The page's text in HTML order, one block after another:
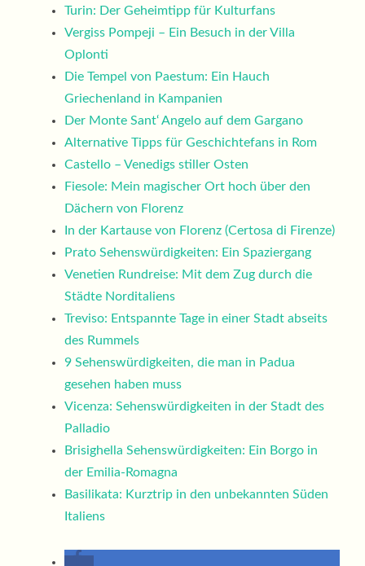
Turin: Der Geheimtipp für Kulturfans
Vergiss Pompeji – Ein Besuch in der Villa
Oplonti
Die Tempel von Paestum: Ein Hauch
Griechenland in Kampanien
Der Monte Sant‘ Angelo auf dem Gargano
Alternative Tipps für Geschichtefans in Rom
Castello – Venedigs stiller Osten
Fiesole: Mein magischer Ort hoch über den
Dächern von Florenz
In der Kartause von Florenz (Certosa di Firenze)
Prato Sehenswürdigkeiten: Ein Spaziergang
Venetien Rundreise: Mit dem Zug durch die
Städte Norditaliens
Treviso: Entspannte Tage in einer Stadt abseits
des Rummels
9 Sehenswürdigkeiten, die man in Padua
gesehen haben muss
Vicenza: Sehenswürdigkeiten in der Stadt des
Palladio
Brisighella Sehenswürdigkeiten: Ein Borgo in
der Emilia-Romagna
Basilikata: Kurztrip in den unbekannten Süden
Italiens